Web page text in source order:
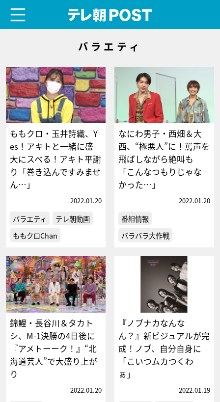
バラエティ
ももクロ・玉井詩織、Y
es！アキトと一緒に盛
大にスベる！アキト平謝
り「巻き込んですみませ
ん…」
2022.01.20
バラエティ
テレ朝動画
ももクロChan
なにわ男子・西畑＆大
西、“極悪人”に！罵声を
飛ばしながら絶叫も
「こんなつもりじゃな
かった…」
2022.01.20
番組情報
バラバラ大作戦
錦鯉・長谷川＆タカト
シ、M-1決勝の4日後に
『アメトーーク！』“北
海道芸人”で大盛り上が
り
2022.01.20
『ノブナカなんな
ん？』新ビジュアルが完
成！ノブ、自分自身に
「こいつムカつくわ
ぁ」
2022.01.19